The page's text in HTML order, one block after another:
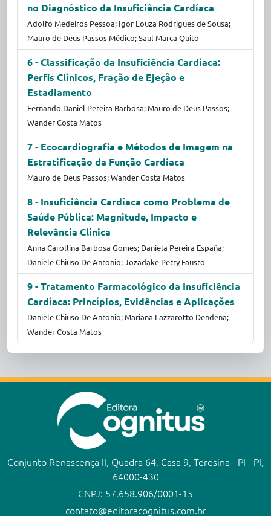
no Diagnóstico da Insuficiência Cardíaca
Adolfo Medeiros Pessoa; Igor Louza Rodrigues de Sousa;
Mauro de Deus Passos Médico; Saul Marca Quito
6 - Classificação da Insuficiência Cardíaca:
Perfis Clínicos, Fração de Ejeção e
Estadiamento
Fernando Daniel Pereira Barbosa; Mauro de Deus Passos;
Wander Costa Matos
7 - Ecocardiografia e Métodos de Imagem na
Estratificação da Função Cardíaca
Mauro de Deus Passos; Wander Costa Matos
8 - Insuficiência Cardíaca como Problema de
Saúde Pública: Magnitude, Impacto e
Relevância Clínica
Anna Carollina Barbosa Gomes; Daniela Pereira España;
Daniele Chiuso De Antonio; Jozadake Petry Fausto
9 - Tratamento Farmacológico da Insuficiência
Cardíaca: Princípios, Evidências e Aplicações
Daniele Chiuso De Antonio; Mariana Lazzarotto Dendena;
Wander Costa Matos
Conjunto Renascença II, Quadra 64, Casa 9, Teresina - PI - PI,
64000-430
CNPJ: 57.658.906/0001-15
contato@editoracognitus.com.br